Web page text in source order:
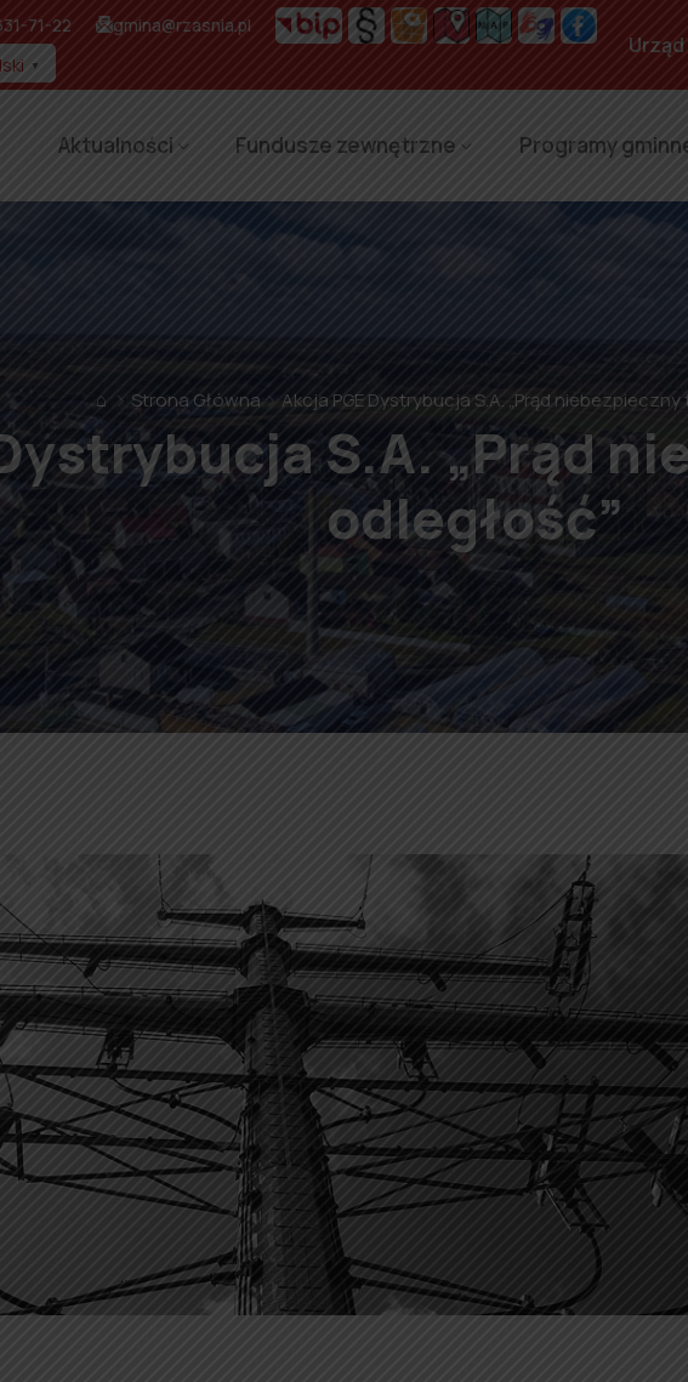
71-22 gmina@rzasnia.pl
▼
Urząd
Aktualności Fundusze zewnętrzne Programy
⌂ Strona Główna Akcja PGE Dystrybucja S.A. „Prąd
S.A. „Prąd
odległość”